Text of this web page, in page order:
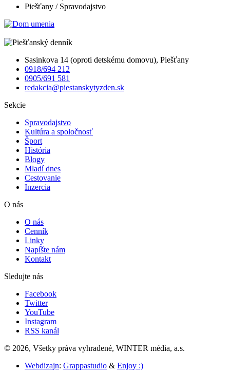
Piešťany / Spravodajstvo
Sasinkova 14 (oproti detskému domovu), Piešťany
0918/694 212
0905/691 581
redakcia@piestanskytyzden.sk
Sekcie
Spravodajstvo
Kultúra a spoločnosť
Šport
História
Blogy
Mladí dnes
Cestovanie
Inzercia
O nás
O nás
Cenník
Linky
Napíšte nám
Kontakt
Sledujte nás
Facebook
Twitter
YouTube
Instagram
RSS kanál
© 2026, Všetky práva vyhradené, WINTER média, a.s.
Webdizajn: Grappastudio & Enjoy :)